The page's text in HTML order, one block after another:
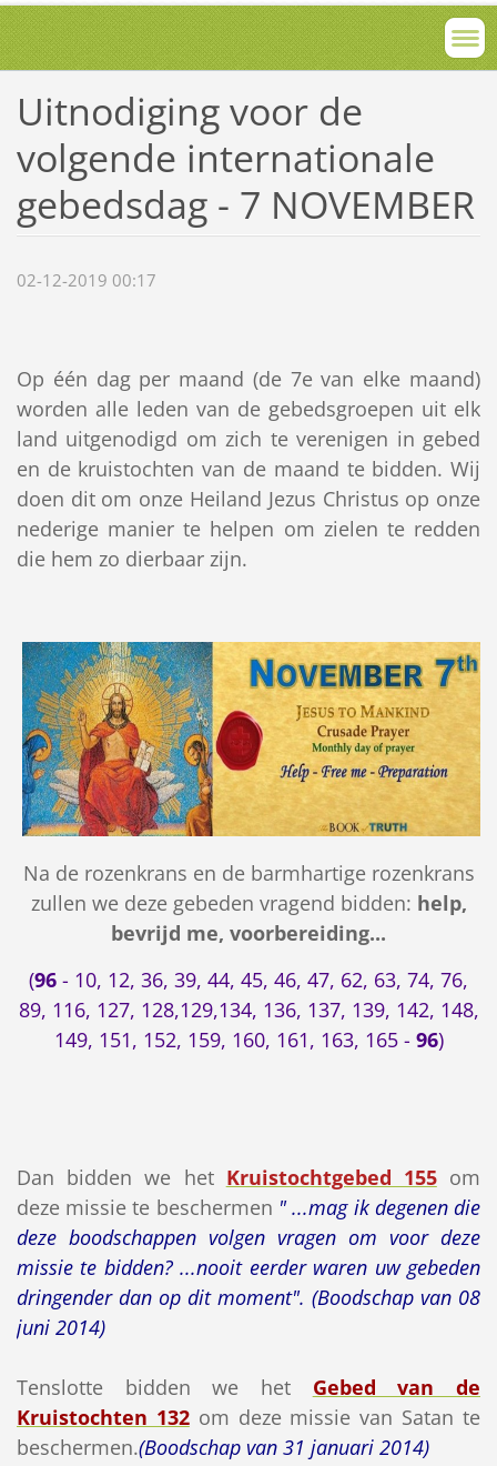
Uitnodiging voor de
volgende internationale
gebedsdag - 7 NOVEMBER
02-12-2019 00:17
Op één dag per maand (de 7e van elke maand)
worden alle leden van de gebedsgroepen uit elk
land uitgenodigd om zich te verenigen in gebed
en de kruistochten van de maand te bidden. Wij
doen dit om onze Heiland Jezus Christus op onze
nederige manier te helpen om zielen te redden
die hem zo dierbaar zijn.
Na de rozenkrans en de barmhartige rozenkrans
zullen we deze gebeden vragend bidden: help,
bevrijd me, voorbereiding...
(96 - 10, 12, 36, 39, 44, 45, 46, 47, 62, 63, 74, 76,
89, 116, 127, 128,129,134, 136, 137, 139, 142, 148,
149, 151, 152, 159, 160, 161, 163, 165 - 96)
Dan bidden we het Kruistochtgebed 155om
deze missie te beschermen " ...mag ik degenen die
deze boodschappen volgen vragen om voor deze
missie te bidden? ...nooit eerder waren uw gebeden
dringender dan op dit moment". (Boodschap van 08
juni 2014)
Tenslotte bidden we het Gebed van de
Kruistochten 132om deze missie van Satan te
beschermen.(Boodschap van 31 januari 2014)